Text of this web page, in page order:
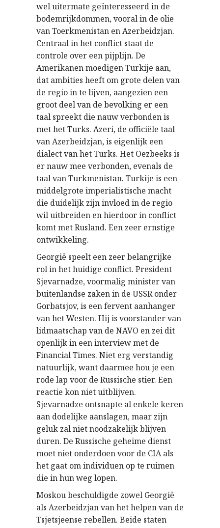
wel uitermate geïnteresseerd in de
bodemrijkdommen, vooral in de olie
van Toerkmenistan en Azerbeidzjan.
Centraal in het conflict staat de
controle over een pijplijn. De
Amerikanen moedigen Turkije aan,
dat ambities heeft om grote delen van
de regio in te lijven, aangezien een
groot deel van de bevolking er een
taal spreekt die nauw verbonden is
met het Turks. Azeri, de officiële taal
van Azerbeidzjan, is eigenlijk een
dialect van het Turks. Het Oezbeeks is
er nauw mee verbonden, evenals de
taal van Turkmenistan. Turkije is een
middelgrote imperialistische macht
die duidelijk zijn invloed in de regio
wil uitbreiden en hierdoor in conflict
komt met Rusland. Een zeer ernstige
ontwikkeling.
Georgië speelt een zeer belangrijke
rol in het huidige conflict. President
Sjevarnadze, voormalig minister van
buitenlandse zaken in de USSR onder
Gorbatsjov, is een fervent aanhanger
van het Westen. Hij is voorstander van
lidmaatschap van de NAVO en zei dit
openlijk in een interview met de
Financial Times. Niet erg verstandig
natuurlijk, want daarmee hou je een
rode lap voor de Russische stier. Een
reactie kon niet uitblijven.
Sjevarnadze ontsnapte al enkele keren
aan dodelijke aanslagen, maar zijn
geluk zal niet noodzakelijk blijven
duren. De Russische geheime dienst
moet niet onderdoen voor de CIA als
het gaat om individuen op te ruimen
die in hun weg lopen.
Moskou beschuldigde zowel Georgië
als Azerbeidzjan van het helpen van de
Tsjetsjeense rebellen. Beide staten